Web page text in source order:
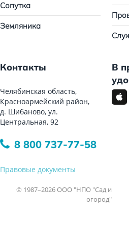
Сопутка
Земляника
Контакты
Челябинская область,
Красноармейский район,
д. Шибаново, ул.
Центральная, 92
8 800 737-77-58
Правовые документы
© 1987–2026 ООО "НПО "Сад и
огород"
В